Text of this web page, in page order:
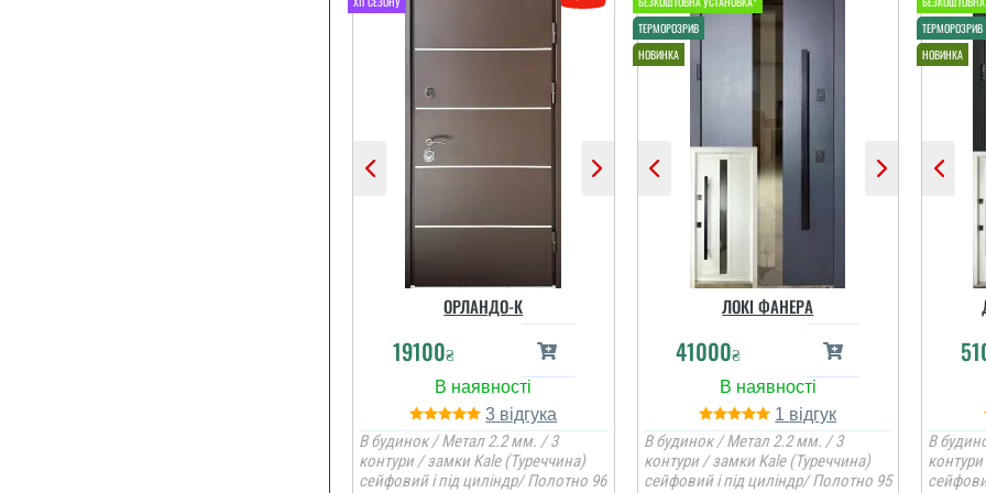
Сподобався конструктив
терморозрив. Хлопці
установщик професійні
читати всі відгуки
Сергій
Непоганий варінт, дуже
сподобався в своїй ціні і
ОРЛАНДО-К
19100₴
3
В будинок / Метал 2.2 мм. / 3
контури / замки Kale (Туреччина)
сейфовий і під циліндр/ Полотно 96
ЛОКІ ФАНЕРА
41000₴
1
В будинок / Метал 2.2 мм. / 3
контури / замки Kale (Туреччина)
сейфовий і під циліндр/ Полотно 95
В